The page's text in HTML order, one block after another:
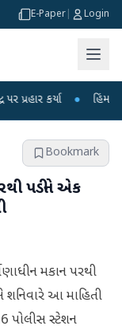
E-Paper Login
કર્યા ● હિંમતનગરમાં
Bookmark
પડીને એક
મકાન પરથી
શનિવારે આ માહિતી
પોલીસ સ્ટેશન